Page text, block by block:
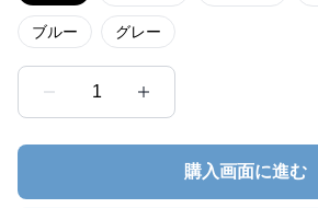
ブルー グレー
1
購入画面に進む